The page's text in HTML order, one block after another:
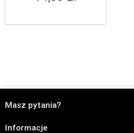
Masz pytania?
Informacje